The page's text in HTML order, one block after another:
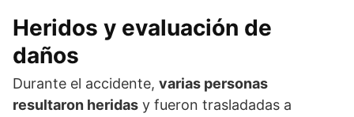
Heridos y evaluación de
daños
Durante el accidente, varias personas
resultaron heridas y fueron trasladadas a